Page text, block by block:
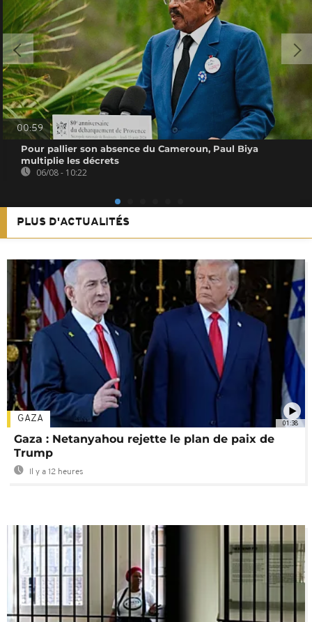
00:59
Pour pallier son absence du Cameroun, Paul Biya
multiplie les décrets
06/08 - 10:22
PLUS D'ACTUALITÉS
01:38
GAZA
Gaza : Netanyahou rejette le plan de paix de
Trump
Il y a 12 heures